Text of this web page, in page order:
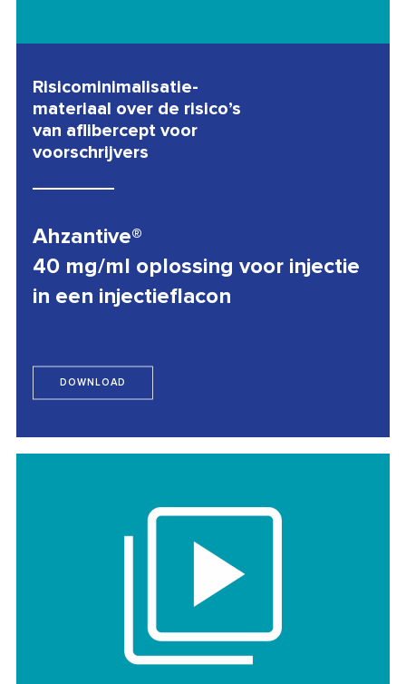
Risicominimalisatie-
materiaal over de risico’s
van aflibercept voor
voorschrijvers
Ahzantive®
40 mg/ml oplossing voor injectie
in een injectieflacon
DOWNLOAD